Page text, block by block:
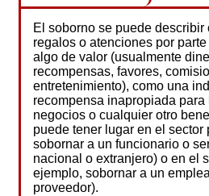
El soborno se puede describir
regalos o atenciones por
algo de valor (usualmente
recompensas, favores,
entretenimiento), como una
recompensa inapropiada
negocios o cualquier otro
puede tener lugar en el sector
sobornar a un funcionario o
nacional o extranjero) o en el
ejemplo, sobornar a un
proveedor).